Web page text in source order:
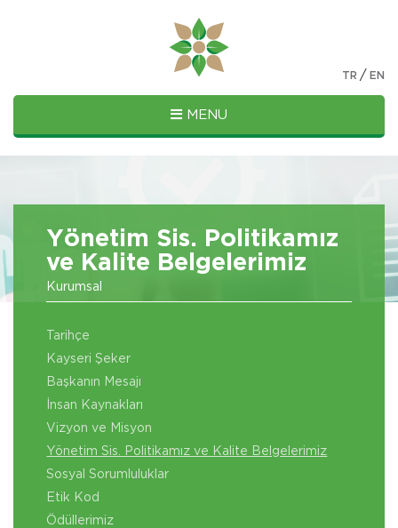
MENU
TR / EN
Yönetim Sis. Politikamız
ve Kalite Belgelerimiz
Kurumsal
Tarihçe
Kayseri Şeker
Başkanın Mesajı
İnsan Kaynakları
Vizyon ve Misyon
Yönetim Sis. Politikamız ve Kalite Belgelerimiz
Sosyal Sorumluluklar
Etik Kod
Ödüllerimiz